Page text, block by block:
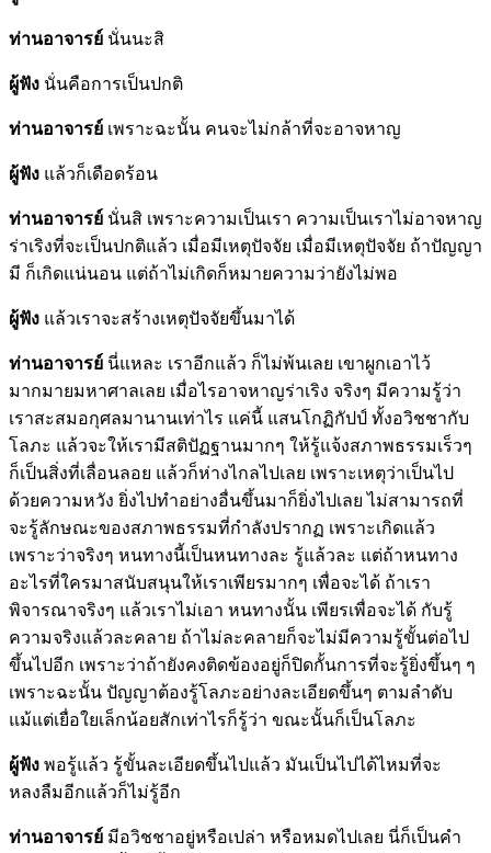
ท่านอาจารย์ นั่นนะสิ
ผู้ฟัง นั่นคือการเป็นปกติ
ท่านอาจารย์ เพราะฉะนั้น คนจะไม่กล้าที่จะอาจหาญ
ผู้ฟัง แล้วก็เดือดร้อน
ท่านอาจารย์ นั่นสิ เพราะความเป็นเรา ความเป็นเราไม่อาจหาญ
ร่าเริงที่จะเป็นปกติแล้ว เมื่อมีเหตุปัจจัย เมื่อมีเหตุปัจจัย ถ้าปัญญา
มี ก็เกิดแน่นอน แต่ถ้าไม่เกิดก็หมายความว่ายังไม่พอ
ผู้ฟัง แล้วเราจะสร้างเหตุปัจจัยขึ้นมาได้
ท่านอาจารย์ นี่แหละ เราอีกแล้ว ก็ไม่พ้นเลย เขาผูกเอาไว้
มากมายมหาศาลเลย เมื่อไรอาจหาญร่าเริง จริงๆ มีความรู้ว่า
เราสะสมอกุศลมานานเท่าไร แค่นี้ แสนโกฏิกัปป์ ทั้งอวิชชากับ
โลภะ แล้วจะให้เรามีสติปัฏฐานมากๆ ให้รู้แจ้งสภาพธรรมเร็วๆ
ก็เป็นสิ่งที่เลื่อนลอย แล้วก็ห่างไกลไปเลย เพราะเหตุว่าเป็นไป
ด้วยความหวัง ยิ่งไปทำอย่างอื่นขึ้นมาก็ยิ่งไปเลย ไม่สามารถที่
จะรู้ลักษณะของสภาพธรรมที่กำลังปรากฏ เพราะเกิดแล้ว
เพราะว่าจริงๆ หนทางนี้เป็นหนทางละ รู้แล้วละ แต่ถ้าหนทาง
อะไรที่ใครมาสนับสนุนให้เราเพียรมากๆ เพื่อจะได้ ถ้าเรา
พิจารณาจริงๆ แล้วเราไม่เอา หนทางนั้น เพียรเพื่อจะได้ กับรู้
ความจริงแล้วละคลาย ถ้าไม่ละคลายก็จะไม่มีความรู้ขั้นต่อไป
ขึ้นไปอีก เพราะว่าถ้ายังคงติดข้องอยู่ก็ปิดกั้นการที่จะรู้ยิ่งขึ้นๆ ๆ
เพราะฉะนั้น ปัญญาต้องรู้โลภะอย่างละเอียดขึ้นๆ ตามลำดับ
แม้แต่เยื่อใยเล็กน้อยสักเท่าไรก็รู้ว่า ขณะนั้นก็เป็นโลภะ
ผู้ฟัง พอรู้แล้ว รู้ขั้นละเอียดขึ้นไปแล้ว มันเป็นไปได้ไหมที่จะ
หลงลืมอีกแล้วก็ไม่รู้อีก
ท่านอาจารย์ มีอวิชชาอยู่หรือเปล่า หรือหมดไปเลย นี่ก็เป็นคำ